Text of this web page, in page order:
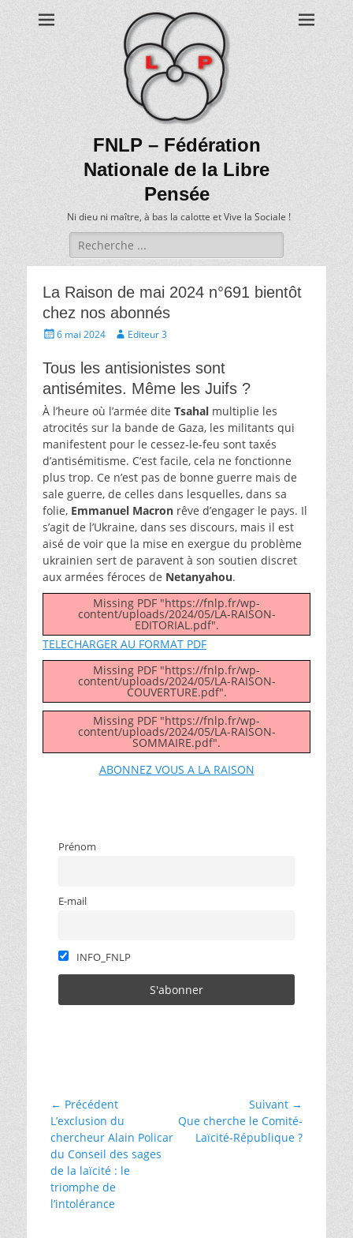
FNLP – Fédération
Nationale de la Libre
Pensée
Ni dieu ni maître, à bas la calotte et Vive la Sociale !
Recherche
de:
La Raison de mai 2024 n°691 bientôt
chez nos abonnés
Écrit6 mai 2024 AuteurEditeur 3
Tous les antisionistes sont
antisémites. Même les Juifs ?
À l’heure où l’armée dite Tsahal multiplie les
atrocités sur la bande de Gaza, les militants qui
manifestent pour le cessez-le-feu sont taxés
d’antisémitisme. C’est facile, cela ne fonctionne
plus trop. Ce n’est pas de bonne guerre mais de
sale guerre, de celles dans lesquelles, dans sa
folie, Emmanuel Macron rêve d’engager le pays. Il
s’agit de l’Ukraine, dans ses discours, mais il est
aisé de voir que la mise en exergue du problème
ukrainien sert de paravent à son soutien discret
aux armées féroces de Netanyahou.
Missing PDF "https://fnlp.fr/wp-
content/uploads/2024/05/LA-RAISON-
EDITORIAL.pdf".
TELECHARGER AU FORMAT PDF
Missing PDF "https://fnlp.fr/wp-
content/uploads/2024/05/LA-RAISON-
COUVERTURE.pdf".
Missing PDF "https://fnlp.fr/wp-
content/uploads/2024/05/LA-RAISON-
SOMMAIRE.pdf".
ABONNEZ VOUS A LA RAISON
Prénom
E-mail
INFO_FNLP
Navigation
de
l’article
← Précédent
Article
précédent :
L’exclusion du
chercheur Alain Policar
du Conseil des sages
de la laïcité : le
triomphe de
l’intolérance
Suivant →
Article
suivant :
Que cherche le Comité-
Laïcité-République ?